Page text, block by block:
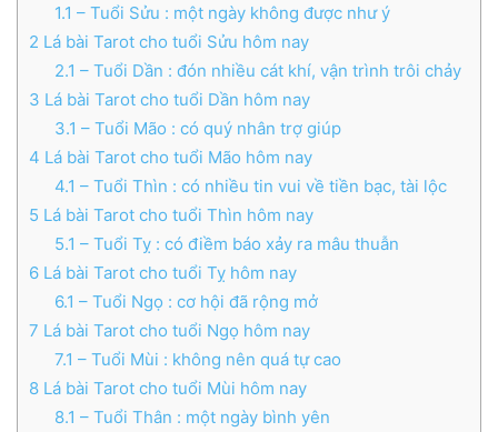
1.1 – Tuổi Sửu : một ngày không được như ý
2 Lá bài Tarot cho tuổi Sửu hôm nay
2.1 – Tuổi Dần : đón nhiều cát khí, vận trình trôi chảy
3 Lá bài Tarot cho tuổi Dần hôm nay
3.1 – Tuổi Mão : có quý nhân trợ giúp
4 Lá bài Tarot cho tuổi Mão hôm nay
4.1 – Tuổi Thìn : có nhiều tin vui về tiền bạc, tài lộc
5 Lá bài Tarot cho tuổi Thìn hôm nay
5.1 – Tuổi Tỵ : có điềm báo xảy ra mâu thuẫn
6 Lá bài Tarot cho tuổi Tỵ hôm nay
6.1 – Tuổi Ngọ : cơ hội đã rộng mở
7 Lá bài Tarot cho tuổi Ngọ hôm nay
7.1 – Tuổi Mùi : không nên quá tự cao
8 Lá bài Tarot cho tuổi Mùi hôm nay
8.1 – Tuổi Thân : một ngày bình yên